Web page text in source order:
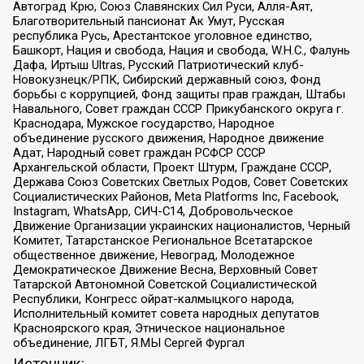
Автоград Крю, Союз Славянских Сил Руси, Алля-Аят,
Благотворительный пансионат Ак Умут, Русская
республика Русь, Арестантское уголовное единство,
Башкорт, Нация и свобода, Нация и свобода, W.H.С., Фалунь
Дафа, Иртыш Ultras, Русский Патриотический клуб-
Новокузнецк/РПК, Сибирский державный союз, Фонд
борьбы с коррупцией, Фонд защиты прав граждан, Штабы
Навального, Совет граждан СССР Прикубанского округа г.
Краснодара, Мужское государство, Народное
объединение русского движения, Народное движение
Адат, Народный совет граждан РСФСР СССР
Архангельской области, Проект Штурм, Граждане СССР,
Держава Союз Советских Светлых Родов, Совет Советских
Социалистических Районов, Meta Platforms Inc, Facebook,
Instagram, WhatsApp, СИЧ-С14, Добровольческое
Движение Организации украинских националистов, Черный
Комитет, Татарстанское Региональное Всетатарское
общественное движение, Невоград, Молодежное
Демократическое Движение Весна, Верховный Совет
Татарской Автономной Советской Социалистической
Республики, Конгресс ойрат-калмыцкого народа,
Исполнительный комитет совета народных депутатов
Красноярского края, Этническое национальное
объединение, ЛГБТ, Я.МЫ Сергей Фургал